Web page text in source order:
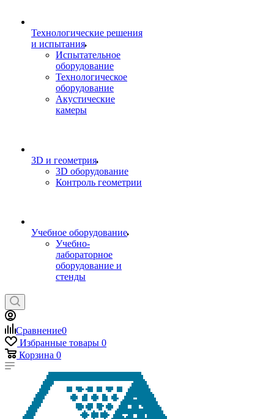
Технологические решения
и испытания
Испытательное
оборудование
Технологическое
оборудование
Акустические
камеры
3D и геометрия
3D оборудование
Контроль геометрии
Учебное оборудование
Учебно-
лабораторное
оборудование и
стенды
Сравнение0
Избранные товары 0
Корзина 0